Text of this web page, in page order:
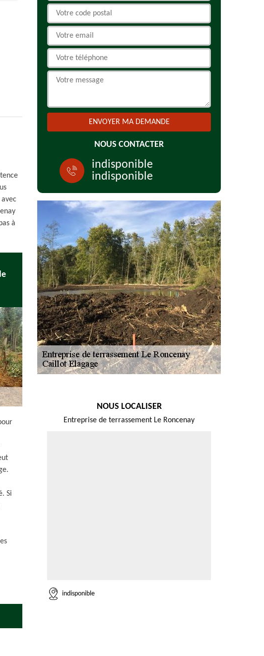
à
Si
NOUS CONTACTER
indisponible
indisponible
NOUS LOCALISER
Entreprise de terrassement Le Roncenay
indisponible